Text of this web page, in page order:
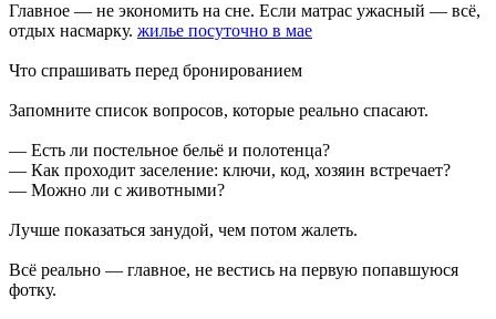
Главное — не экономить на сне. Если матрас ужасный — всё,
отдых насмарку. жилье посуточно в мае
Что спрашивать перед бронированием
Запомните список вопросов, которые реально спасают.
— Есть ли постельное бельё и полотенца?
— Как проходит заселение: ключи, код, хозяин встречает?
— Можно ли с животными?
Лучше показаться занудой, чем потом жалеть.
Всё реально — главное, не вестись на первую попавшуюся
фотку.